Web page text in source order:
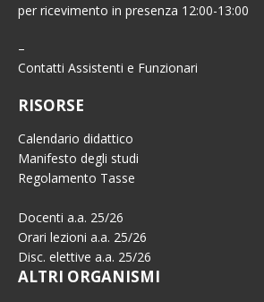
per ricevimento in presenza 12:00-13:00
–
Contatti Assistenti e Funzionari
RISORSE
Calendario didattico
Manifesto degli studi
Regolamento Tasse
Docenti a.a. 25/26
Orari lezioni a.a. 25/26
Disc. elettive a.a. 25/26
ALTRI ORGANISMI